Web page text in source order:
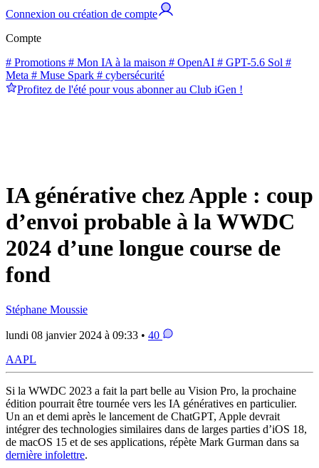
Connexion ou création de compte
Compte
# Promotions # Mon IA à la maison # OpenAI # GPT-5.6 Sol #
Meta # Muse Spark # cybersécurité
Profitez de l'été pour vous abonner au Club iGen !
IA générative chez Apple : coup
d’envoi probable à la WWDC
2024 d’une longue course de
fond
Stéphane Moussie
lundi 08 janvier 2024 à 09:33 • 40
AAPL
Si la WWDC 2023 a fait la part belle au Vision Pro, la prochaine
édition pourrait être tournée vers les IA génératives en particulier.
Un an et demi après le lancement de ChatGPT, Apple devrait
intégrer des technologies similaires dans de larges parties d’iOS 18,
de macOS 15 et de ses applications, répète Mark Gurman dans sa
dernière infolettre.